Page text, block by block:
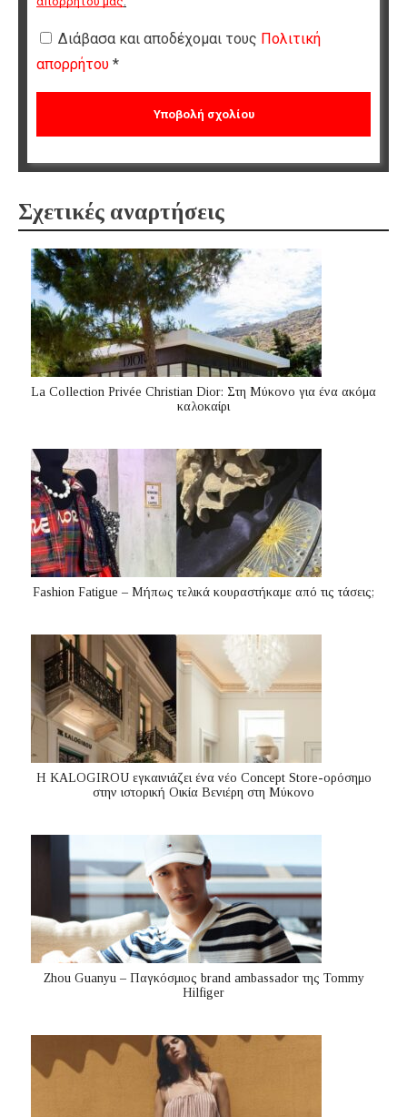
Διάβασα και αποδέχομαι τους Πολιτική
απορρήτου *
Σχετικές αναρτήσεις
La Collection Privée Christian Dior: Στη Μύκονο για ένα ακόμα
καλοκαίρι
Fashion Fatigue – Μήπως τελικά κουραστήκαμε από τις τάσεις;
Η KALOGIROU εγκαινιάζει ένα νέο Concept Store-ορόσημο
στην ιστορική Οικία Βενιέρη στη Μύκονο
Zhou Guanyu – Παγκόσμιος brand ambassador της Tommy
Hilfiger